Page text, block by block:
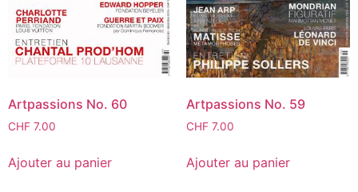
Artpassions No. 60
CHF 7.00
Ajouter au panier
Artpassions No. 59
CHF7.00
Ajouter au panier